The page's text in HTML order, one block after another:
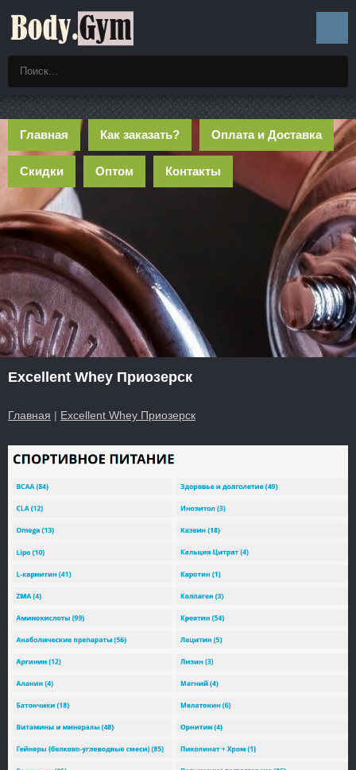
Главная Как заказать? Оплата и Доставка
Скидки Оптом Контакты
Excellent Whey Приозерск
Главная | Excellent Whey Приозерск